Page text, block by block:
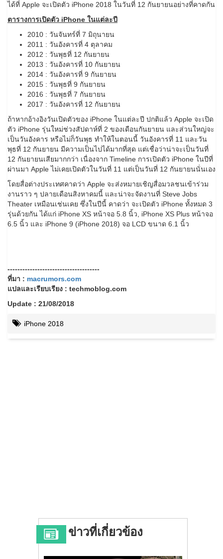
ได้ที่ Apple จะเปิดตัว iPhone 2018 ในวันที่ 12 กันยายนอย่างที่คาดกัน
ตารางการเปิดตัว iPhone ในแต่ละปี
2010 : วันจันทร์ที่ 7 มิถุนายน
2011 : วันอังคารที่ 4 ตุลาคม
2012 : วันพุธที่ 12 กันยายน
2013 : วันอังคารที่ 10 กันยายน
2014 : วันอังคารที่ 9 กันยายน
2015 : วันพุธที่ 9 กันยายน
2016 : วันพุธที่ 7 กันยายน
2017 : วันอังคารที่ 12 กันยายน
ถ้าหากอ้างอิงวันเปิดตัวของ iPhone ในแต่ละปี ปกติแล้ว Apple จะเปิด
ตัว iPhone รุ่นใหม่ช่วงสัปดาห์ที่ 2 ของเดือนกันยายน และส่วนใหญ่จะ
เป็นวันอังคาร หรือไม่ก็วันพุธ ทำให้ในตอนนี้ วันอังคารที่ 11 และวัน
พุธที่ 12 กันยายน มีความเป็นไปได้มากที่สุด แต่เชื่อว่าน่าจะเป็นวันที่
12 กันยายนเสียมากกว่า เนื่องจาก Timeline การเปิดตัว iPhone ในปีที่
ผ่านมา Apple ไม่เคยเปิดตัวในวันที่ 11 แต่เป็นวันที่ 12 กันยายนนั่นเอง
โดยสื่อต่างประเทศคาดว่า Apple จะส่งหมายเชิญสื่อมวลชนเข้าร่วม
งานราว ๆ ปลายเดือนสิงหาคมนี้ และน่าจะจัดงานที่ Steve Jobs
Theater เหมือนเช่นเคย ซึ่งในปีนี้ คาดว่า จะเปิดตัว iPhone ทั้งหมด 3
รุ่นด้วยกัน ได้แก่ iPhone XS หน้าจอ 5.8 นิ้ว, iPhone XS Plus หน้าจอ
6.5 นิ้ว และ iPhone 9 (iPhone 2018) จอ LCD ขนาด 6.1 นิ้ว
-------------------------------------
ที่มา : macrumors.com
แปลและเรียบเรียง : techmoblog.com
Update : 21/08/2018
iPhone 2018
ข่าวที่เกี่ยวข้อง